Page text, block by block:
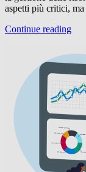
aspetti più critici,
Continue reading